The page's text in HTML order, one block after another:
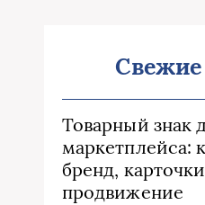
Свежие
Товарный знак
маркетплейса:
бренд,
продвижение